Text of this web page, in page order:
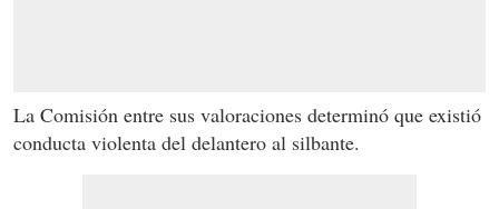
La Comisión entre sus valoraciones determinó que existió
conducta violenta del delantero al silbante.